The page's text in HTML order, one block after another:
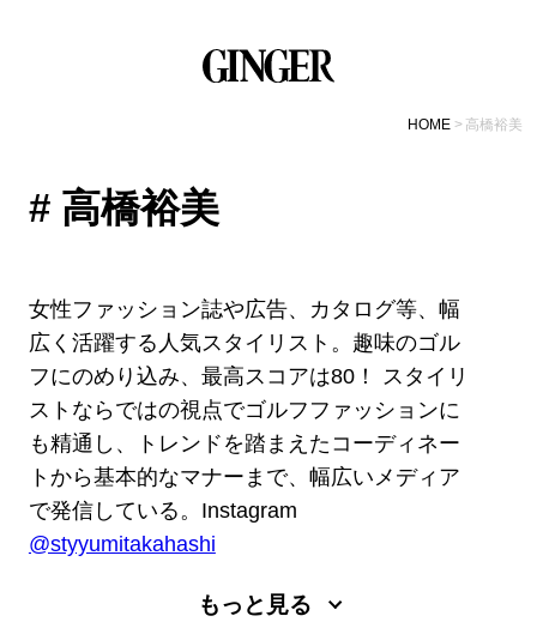
HOME 高橋裕美
# 高橋裕美
女性ファッション誌や広告、カタログ等、幅
広く活躍する人気スタイリスト。趣味のゴル
フにのめり込み、最高スコアは80！ スタイリ
ストならではの視点でゴルフファッションに
も精通し、トレンドを踏まえたコーディネー
トから基本的なマナーまで、幅広いメディア
で発信している。Instagram
@styyumitakahashi
もっと見る